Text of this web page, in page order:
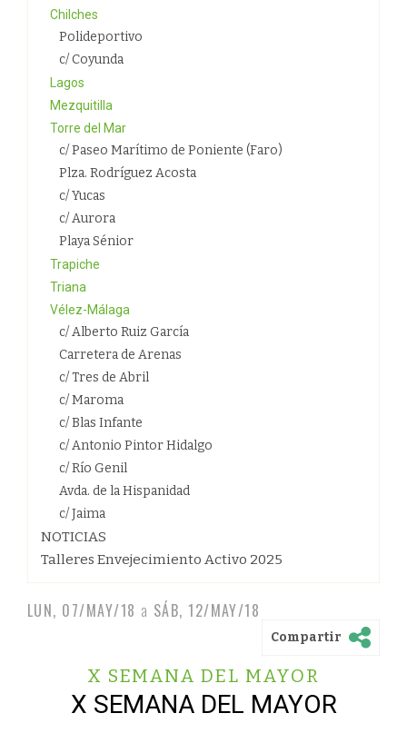
Chilches
Polideportivo
c/ Coyunda
Lagos
Mezquitilla
Torre del Mar
c/ Paseo Marítimo de Poniente (Faro)
Plza. Rodríguez Acosta
c/ Yucas
c/ Aurora
Playa Sénior
Trapiche
Triana
Vélez-Málaga
c/ Alberto Ruiz García
Carretera de Arenas
c/ Tres de Abril
c/ Maroma
c/ Blas Infante
c/ Antonio Pintor Hidalgo
c/ Río Genil
Avda. de la Hispanidad
c/ Jaima
NOTICIAS
Talleres Envejecimiento Activo 2025
LUN, 07/MAY/18 a SÁB, 12/MAY/18
Compartir
X SEMANA DEL MAYOR
X SEMANA DEL MAYOR